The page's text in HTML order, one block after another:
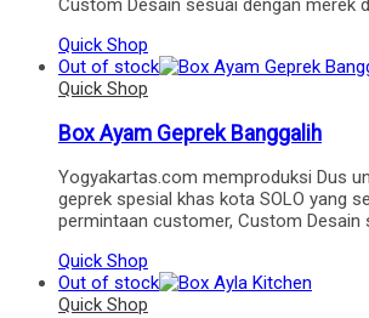
Custom Desain sesuai dengan merek
Quick Shop
Out of stock
Quick Shop
Box Ayam Geprek Banggalih
Yogyakartas.com memproduksi Dus
geprek spesial khas kota SOLO yang
permintaan customer, Custom Desain
Quick Shop
Out of stock
Quick Shop